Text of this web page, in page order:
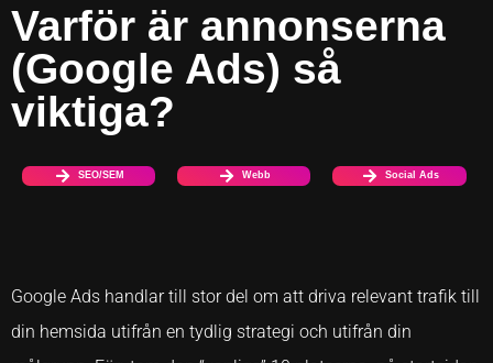
Varför är annonserna
(Google Ads) så
viktiga?
SEO/SEM Webb Social Ads
Google Ads handlar till stor del om att driva relevant trafik till
din hemsida utifrån en tydlig strategi och utifrån din